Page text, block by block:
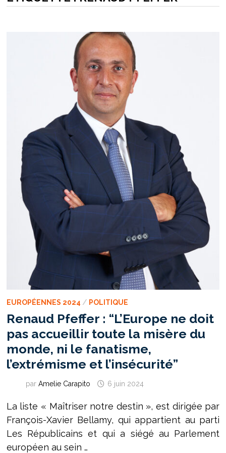
EUROPÉENNES 2024 / POLITIQUE
Renaud Pfeffer : “L’Europe ne doit
pas accueillir toute la misère du
monde, ni le fanatisme,
l’extrémisme et l’insécurité”
par Amelie Carapito 6 juin 2024
La liste « Maîtriser notre destin », est dirigée par
François-Xavier Bellamy, qui appartient au parti
Les Républicains et qui a siégé au Parlement
européen au sein …